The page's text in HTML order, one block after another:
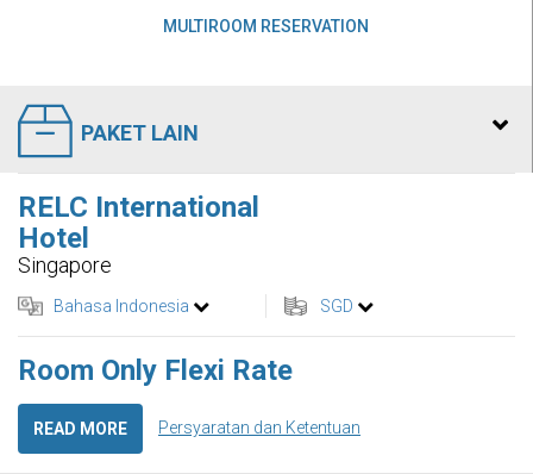
MULTIROOM RESERVATION
PAKET LAIN
RELC International
Hotel
Singapore
Bahasa Indonesia SGD
Room Only Flexi Rate
READ MORE Persyaratan dan Ketentuan